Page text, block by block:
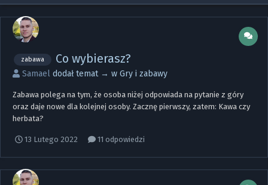
zabawa Co wybierasz?
Samael dodał temat → wGry i zabawy
Zabawa polega na tym, że osoba niżej odpowiada na pytanie z góry
oraz daje nowe dla kolejnej osoby. Zacznę pierwszy, zatem: Kawa czy
herbata?
13 Lutego 2022 11 odpowiedzi